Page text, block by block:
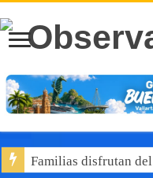
Familias disfrutan